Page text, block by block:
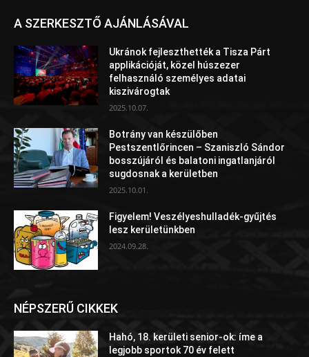
A SZERKESZTŐ AJÁNLÁSÁVAL
Ukránok fejleszthették a Tisza Párt
applikációját, közel húszezer
felhasználó személyes adatai
kiszivárogtak
2025.10.07.
Botrány van készülőben
Pestszentlőrincen – Szaniszló Sándor
bosszújáról és balatoni ingatlanjáról
sugdosnak a kerületben
2025.10.01.
Figyelem! Veszélyeshulladék-gyűjtés
lesz kerületünkben
2024.09.28.
NÉPSZERŰ CIKKEK
Hahó, 18. kerületi senior-ok: íme a
legjobb sportok 70 év felett